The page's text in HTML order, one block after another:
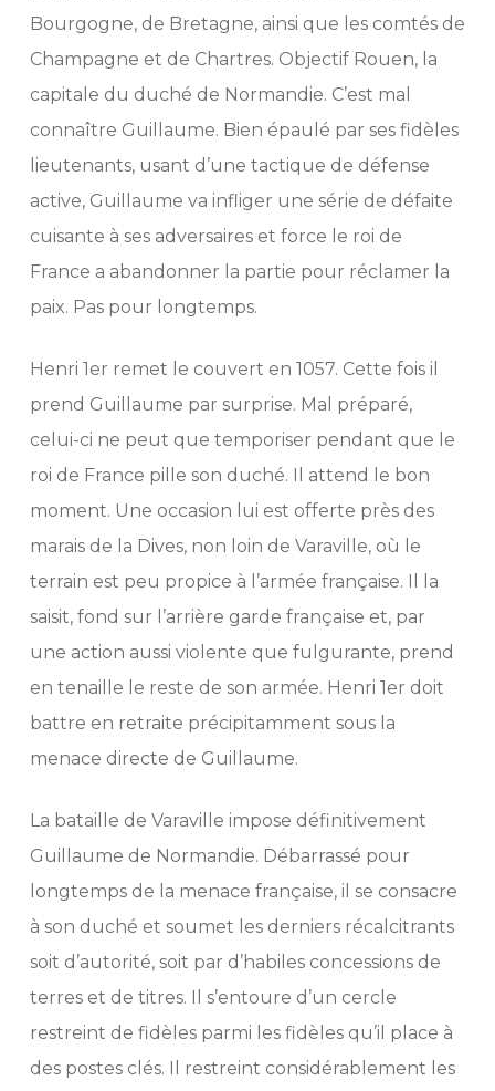
Bourgogne, de Bretagne, ainsi que les comtés de
Champagne et de Chartres. Objectif Rouen, la
capitale du duché de Normandie. C’est mal
connaître Guillaume. Bien épaulé par ses fidèles
lieutenants, usant d’une tactique de défense
active, Guillaume va infliger une série de défaite
cuisante à ses adversaires et force le roi de
France a abandonner la partie pour réclamer la
paix. Pas pour longtemps.
Henri 1er remet le couvert en 1057. Cette fois il
prend Guillaume par surprise. Mal préparé,
celui-ci ne peut que temporiser pendant que le
roi de France pille son duché. Il attend le bon
moment. Une occasion lui est offerte près des
marais de la Dives, non loin de Varaville, où le
terrain est peu propice à l’armée française. Il la
saisit, fond sur l’arrière garde française et, par
une action aussi violente que fulgurante, prend
en tenaille le reste de son armée. Henri 1er doit
battre en retraite précipitamment sous la
menace directe de Guillaume.
La bataille de Varaville impose définitivement
Guillaume de Normandie. Débarrassé pour
longtemps de la menace française, il se consacre
à son duché et soumet les derniers récalcitrants
soit d’autorité, soit par d’habiles concessions de
terres et de titres. Il s’entoure d’un cercle
restreint de fidèles parmi les fidèles qu’il place à
des postes clés. Il restreint considérablement les